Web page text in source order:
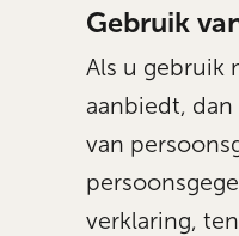
Gebruik
Als u gebruik
aanbiedt,
van
verklaring,